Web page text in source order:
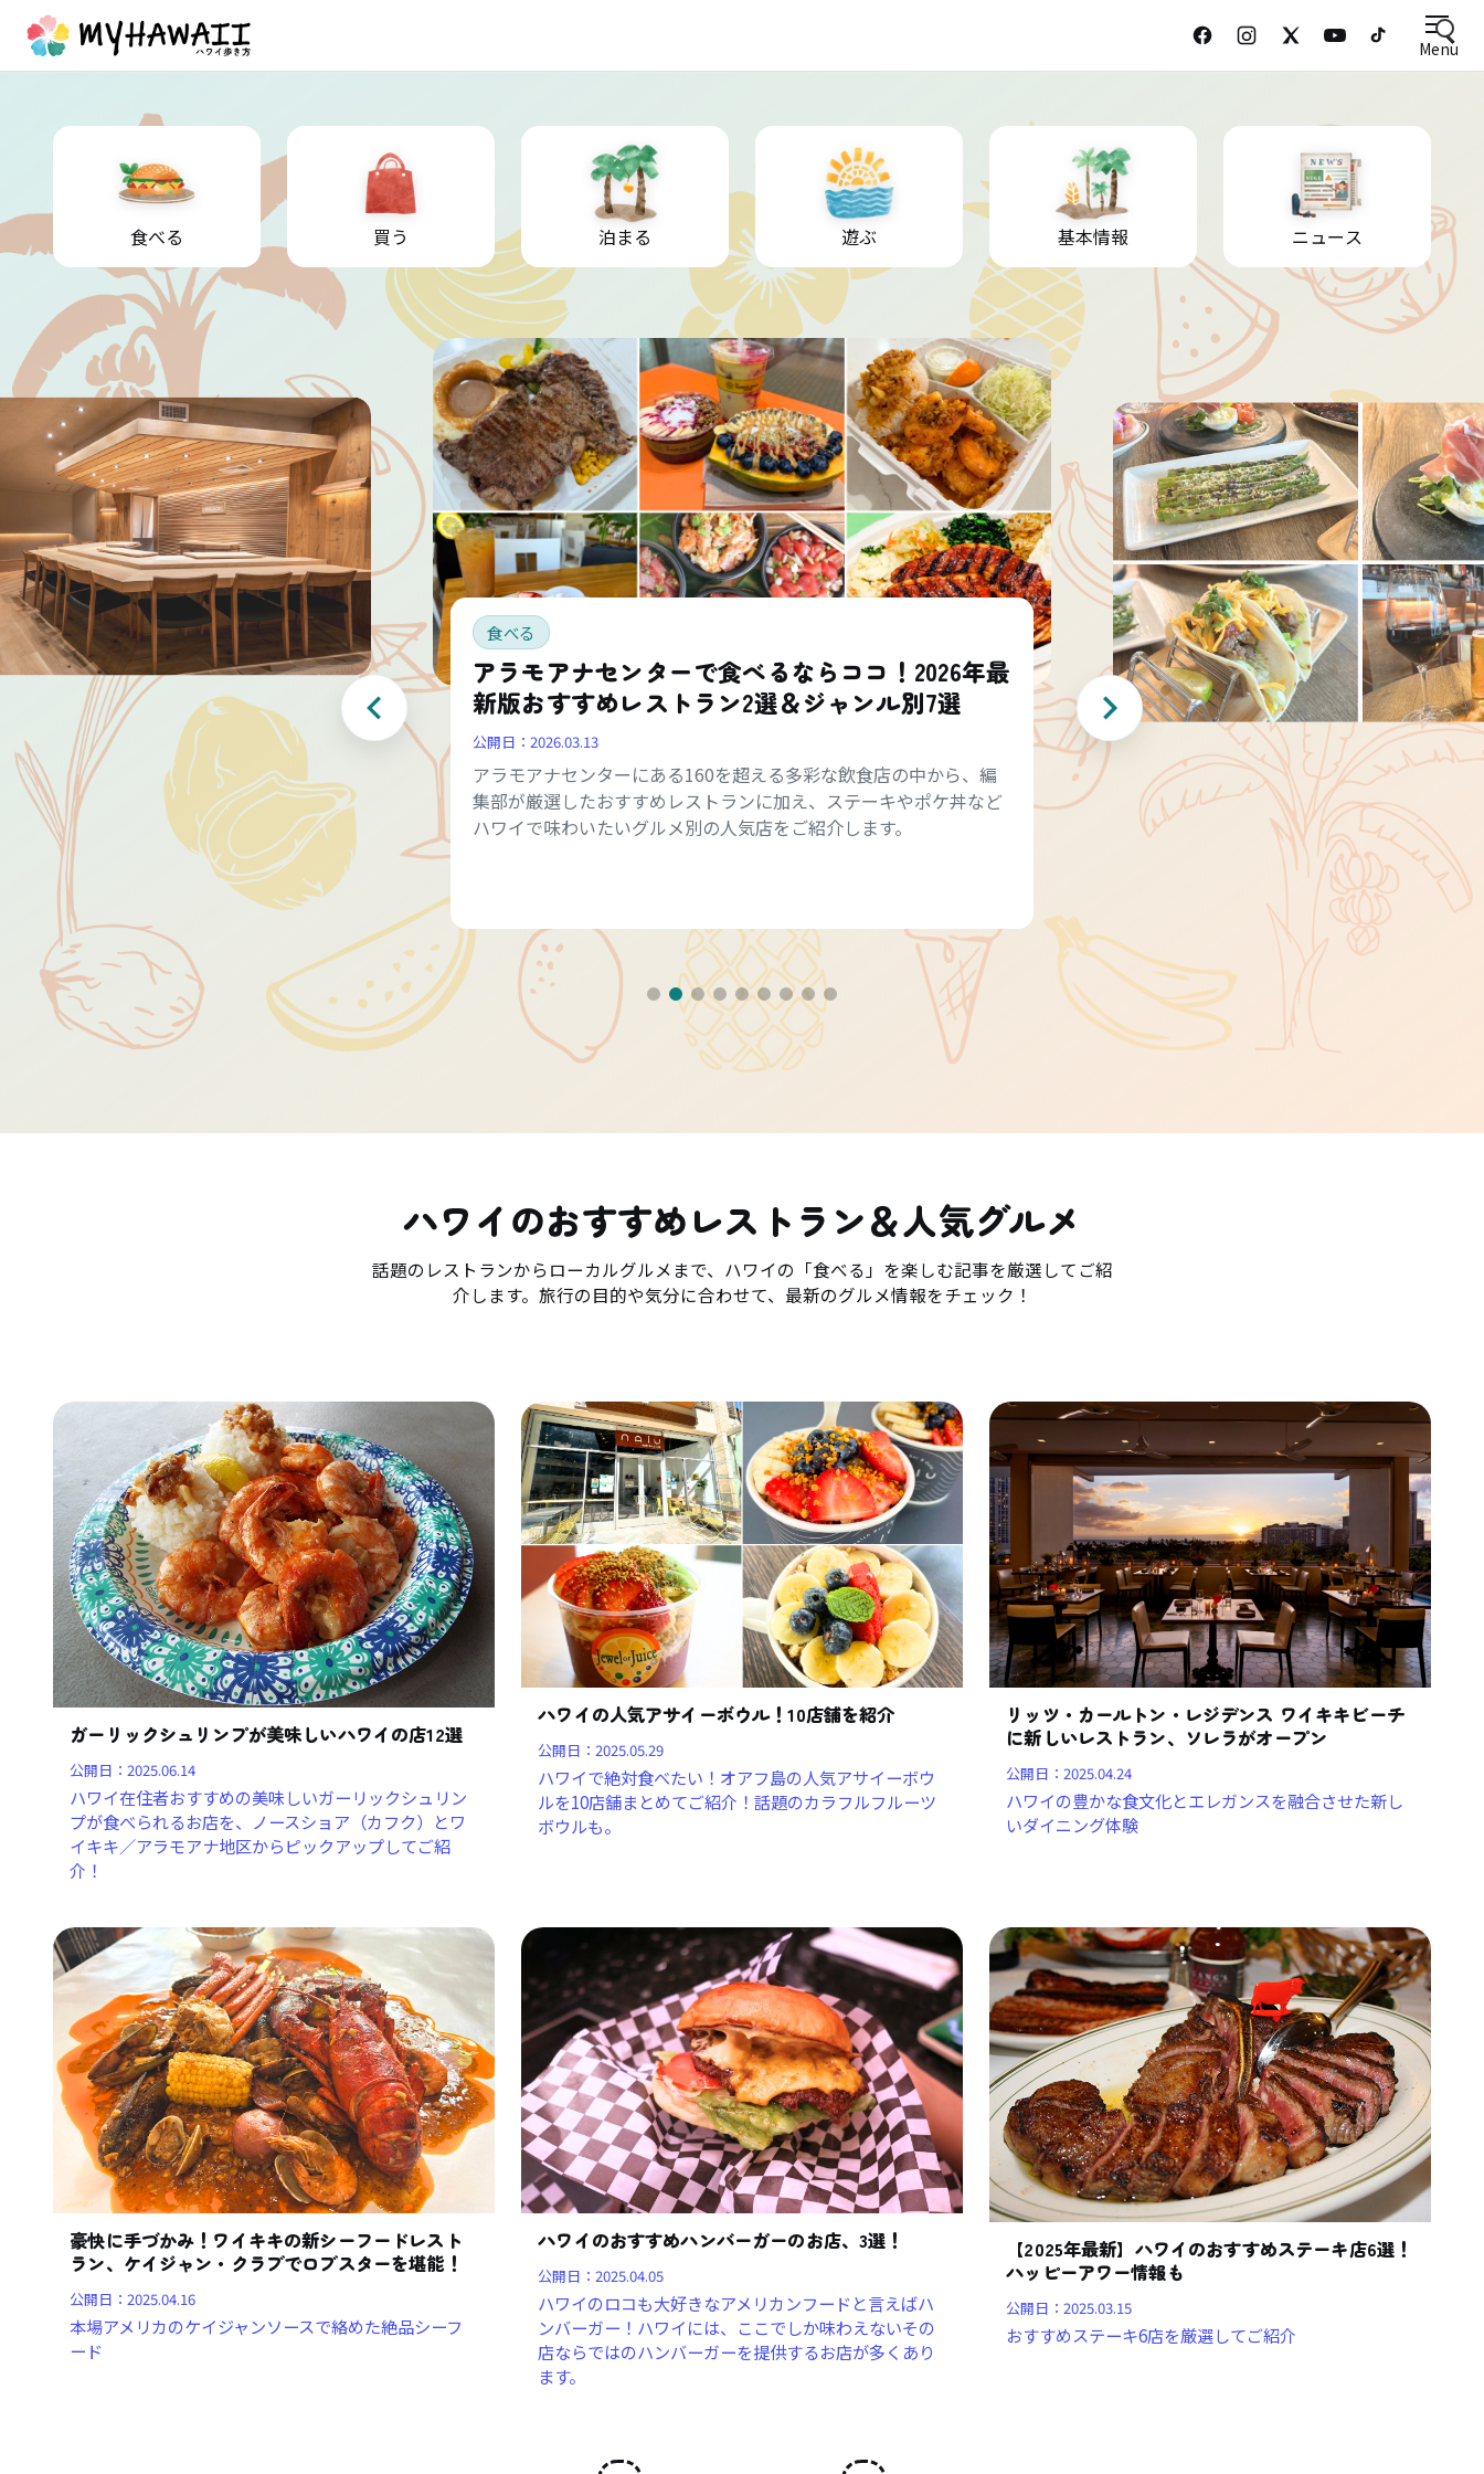
Menu
食べる 買う 泊まる 遊ぶ 基本情報 ニュース
食べる
アラモアナセンターで食べるならココ！2026年最
新版おすすめレストラン2選＆ジャンル別7選
公開日： 2026.03.13
アラモアナセンターにある160を超える多彩な飲食店の中から、編
集部が厳選したおすすめレストランに加え、ステーキやポケ丼など
ハワイで味わいたいグルメ別の人気店をご紹介します。
ハワイのおすすめレストラン＆人気グルメ
話題のレストランからローカルグルメまで、ハワイの「食べる」を楽しむ記事を厳選してご紹
介します。旅行の目的や気分に合わせて、最新のグルメ情報をチェック！
ガーリックシュリンプが美味しいハワイの店12選
公開日：2025.06.14
ハワイ在住者おすすめの美味しいガーリックシュリン
プが食べられるお店を、ノースショア（カフク）とワ
イキキ／アラモアナ地区からピックアップしてご紹
介！
ハワイの人気アサイーボウル！10店舗を紹介
公開日：2025.05.29
ハワイで絶対食べたい！オアフ島の人気アサイーボウ
ルを10店舗まとめてご紹介！話題のカラフルフルーツ
ボウルも。
リッツ・カールトン・レジデンス ワイキキビーチ
に新しいレストラン、ソレラがオープン
公開日：2025.04.24
ハワイの豊かな食文化とエレガンスを融合させた新し
いダイニング体験
豪快に手づかみ！ワイキキの新シーフードレスト
ラン、ケイジャン・クラブでロブスターを堪能！
公開日：2025.04.16
本場アメリカのケイジャンソースで絡めた絶品シーフ
ード
ハワイのおすすめハンバーガーのお店、3選！
公開日：2025.04.05
ハワイのロコも大好きなアメリカンフードと言えばハ
ンバーガー！ハワイには、ここでしか味わえないその
店ならではのハンバーガーを提供するお店が多くあり
ます。
【2025年最新】ハワイのおすすめステーキ店6選！
ハッピーアワー情報も
公開日：2025.03.15
おすすめステーキ6店を厳選してご紹介